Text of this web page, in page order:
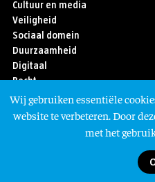
Cultuur en media
Veiligheid
Sociaal domein
Duurzaamheid
Digitaal
Recht
Sport
Asiel en migratie
Wij gebruiken essentiële
website te verbeteren. Door
met het